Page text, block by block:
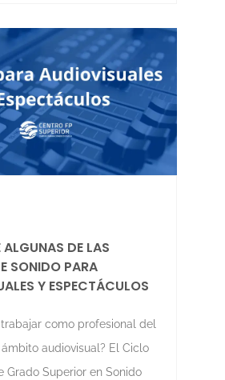
ALGUNAS DE LAS
SONIDO PARA
Y ESPECTÁCULOS
trabajar como profesional del
audiovisual? El Ciclo
Grado Superior en Sonido